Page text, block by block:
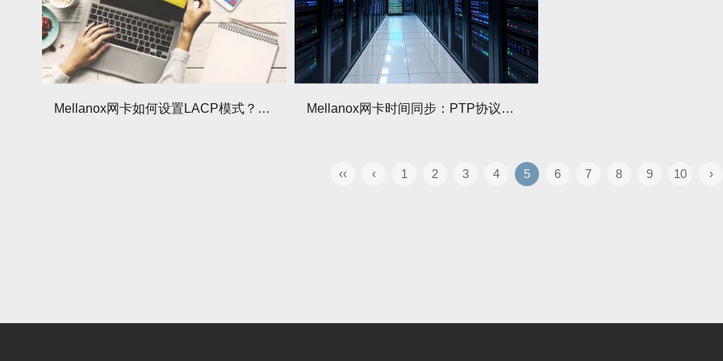
Mellanox网卡如何设置LACP模式？设置中有哪些注意事项？ Mellanox网卡时间同步：PTP协议配置步骤
‹‹ ‹ 1 2 3 4 5 6 7 8 9 10 ›